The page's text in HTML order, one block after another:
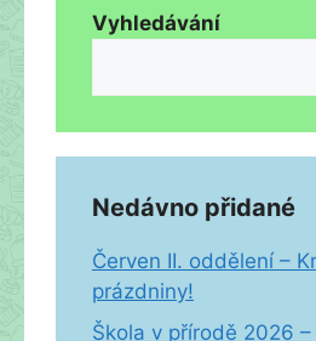
Vyhledávání
Nedávno přidané
Červen II. oddělení –
prázdniny!
Škola v přírodě 2026